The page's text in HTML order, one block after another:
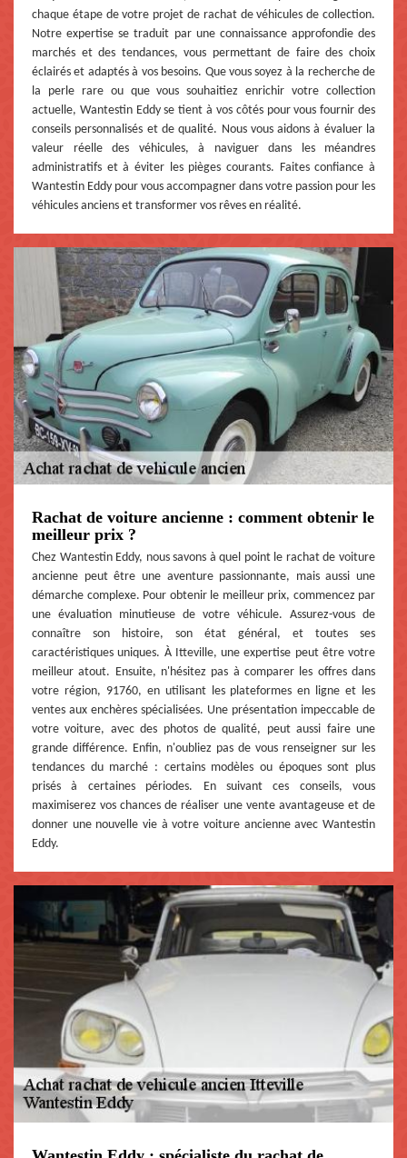
chaque étape de votre projet de rachat de véhicules de collection.
Notre expertise se traduit par une connaissance approfondie des
marchés et des tendances, vous permettant de faire des choix
éclairés et adaptés à vos besoins. Que vous soyez à la recherche de
la perle rare ou que vous souhaitiez enrichir votre collection
actuelle, Wantestin Eddy se tient à vos côtés pour vous fournir des
conseils personnalisés et de qualité. Nous vous aidons à évaluer la
valeur réelle des véhicules, à naviguer dans les méandres
administratifs et à éviter les pièges courants. Faites confiance à
Wantestin Eddy pour vous accompagner dans votre passion pour les
véhicules anciens et transformer vos rêves en réalité.
Rachat de voiture ancienne : comment obtenir le
meilleur prix ?
Chez Wantestin Eddy, nous savons à quel point le rachat de voiture
ancienne peut être une aventure passionnante, mais aussi une
démarche complexe. Pour obtenir le meilleur prix, commencez par
une évaluation minutieuse de votre véhicule. Assurez-vous de
connaître son histoire, son état général, et toutes ses
caractéristiques uniques. À Itteville, une expertise peut être votre
meilleur atout. Ensuite, n'hésitez pas à comparer les offres dans
votre région, 91760, en utilisant les plateformes en ligne et les
ventes aux enchères spécialisées. Une présentation impeccable de
votre voiture, avec des photos de qualité, peut aussi faire une
grande différence. Enfin, n'oubliez pas de vous renseigner sur les
tendances du marché : certains modèles ou époques sont plus
prisés à certaines périodes. En suivant ces conseils, vous
maximiserez vos chances de réaliser une vente avantageuse et de
donner une nouvelle vie à votre voiture ancienne avec Wantestin
Eddy.